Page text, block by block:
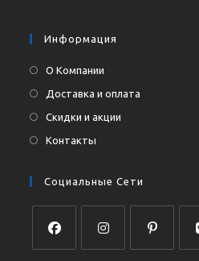
Информация
О Компании
Доставка и оплата
Скидки и акции
Контакты
Социальные Сети